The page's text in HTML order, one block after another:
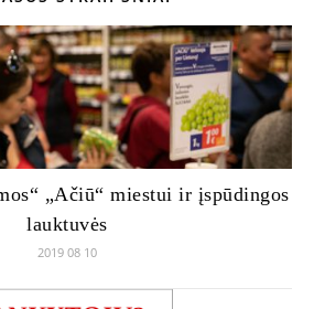
„Ačiū“ miestui ir įspūdingos
lauktuvės
2019 08 10